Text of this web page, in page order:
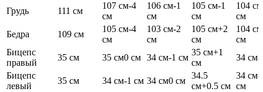
Грудь 111 см
107 см-4
см
106 см-1
см
105 см-1
см
104 см
см
Бедра
109 см
105 см-4
см
103 см-2
см
105 см+2
см
104 см
см
Бицепс
правый
35 см 35 см0 см 34 см-1 см
35 см+1
см
34 см-
Бицепс
левый
35 см 34 см-1 см 34 см0 см
34.5
см+0.5 см
34 см-
см